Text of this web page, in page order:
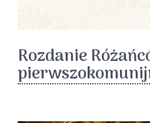
Rozdanie